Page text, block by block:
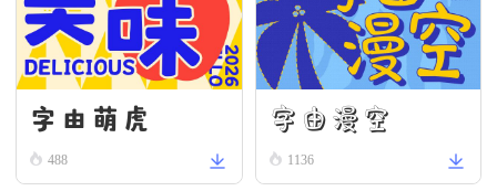
字由萌虎
488
字由漫空
1136